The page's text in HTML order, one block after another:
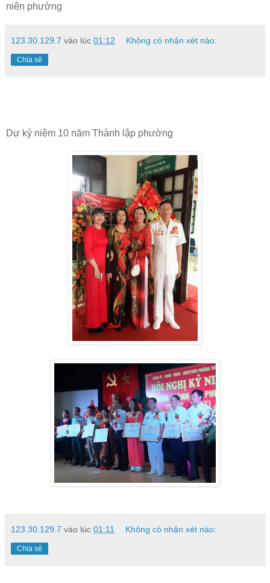
niên phường
123.30.129.7 vào lúc 01:12 Không có nhận xét nào:
Chia sẻ
Dự kỷ niệm 10 năm Thành lập phường
123.30.129.7 vào lúc 01:11 Không có nhận xét nào:
Chia sẻ